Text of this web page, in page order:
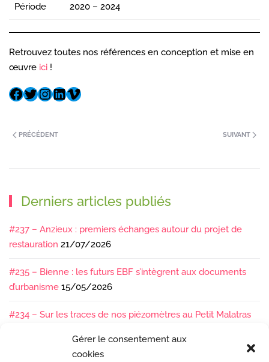
Gérer le consentement aux
cookies
Période 2020 – 2024
Retrouvez toutes nos références en conception et mise en
œuvre ici !
PRÉCÉDENT SUIVANT
Derniers articles publiés
#237 – Anzieux : premiers échanges autour du projet de
restauration 21/07/2026
#235 – Bienne : les futurs EBF s’intègrent aux documents
d’urbanisme 15/05/2026
#234 – Sur les traces de nos piézomètres au Petit Malatras
#233 – Les sédiments, ça se suit en équipe !